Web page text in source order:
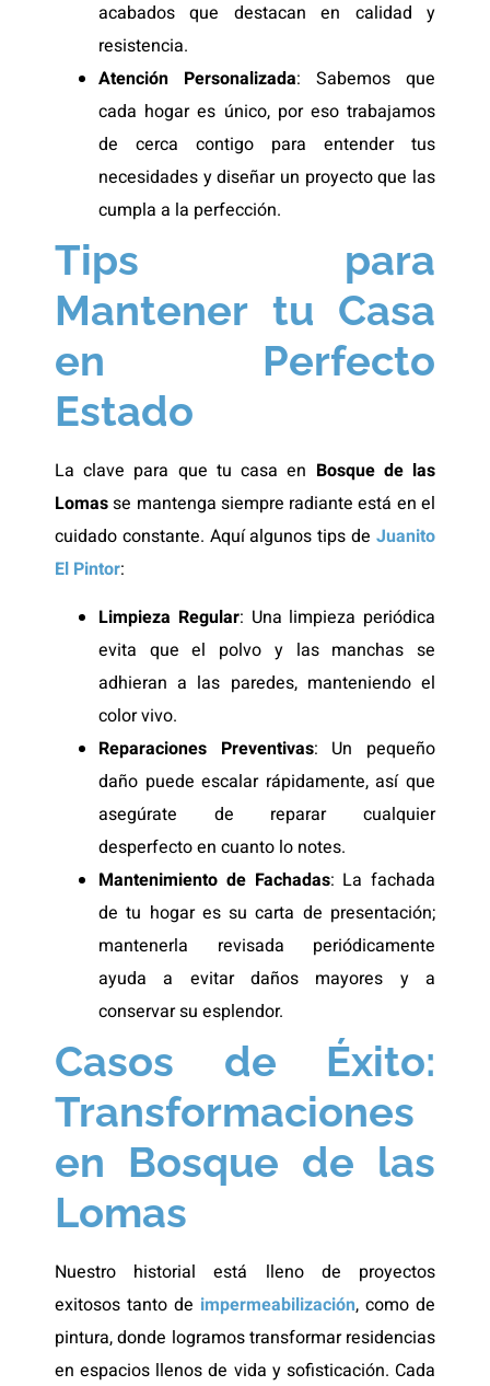
acabados que destacan en calidad y
resistencia.
Atención Personalizada: Sabemos que
cada hogar es único, por eso trabajamos
de cerca contigo para entender tus
necesidades y diseñar un proyecto que las
cumpla a la perfección.
Tips para
Mantener tu Casa
en Perfecto
Estado
La clave para que tu casa en Bosque de las
Lomasse mantenga siempre radiante está en el
cuidado constante. Aquí algunos tips de Juanito
El Pintor:
Limpieza Regular: Una limpieza periódica
evita que el polvo y las manchas se
adhieran a las paredes, manteniendo el
color vivo.
Reparaciones Preventivas: Un pequeño
daño puede escalar rápidamente, así que
asegúrate de reparar cualquier
desperfecto en cuanto lo notes.
Mantenimiento de Fachadas: La fachada
de tu hogar es su carta de presentación;
mantenerla revisada periódicamente
ayuda a evitar daños mayores y a
conservar su esplendor.
Casos de Éxito:
Transformaciones
en Bosque de las
Lomas
Nuestro historial está lleno de proyectos
exitosos tanto de impermeabilización, como de
pintura, donde logramos transformar residencias
en espacios llenos de vida y sofisticación. Cada